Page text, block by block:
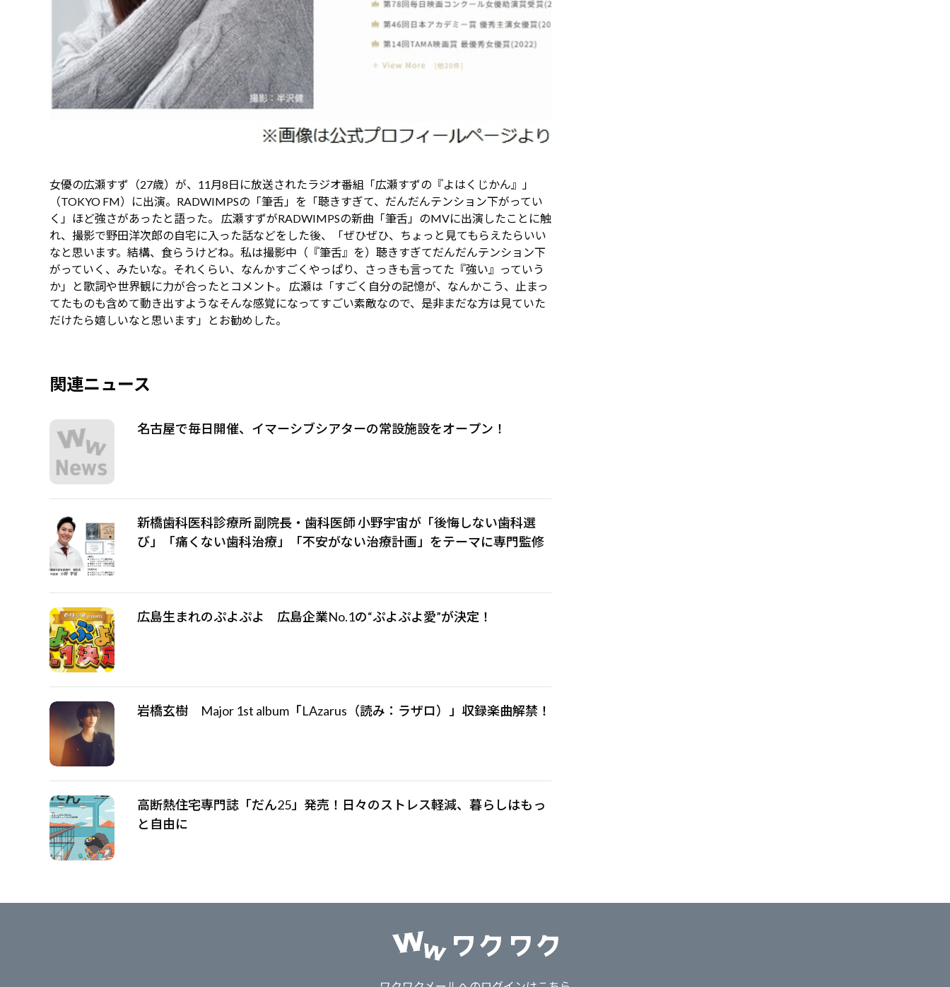
女優の広瀬すず（27歳）が、11月8日に放送されたラジオ番組「広瀬すずの『よはくじかん』」
（TOKYO FM）に出演。RADWIMPSの「筆舌」を「聴きすぎて、だんだんテンション下がってい
く」ほど強さがあったと語った。 広瀬すずがRADWIMPSの新曲「筆舌」のMVに出演したことに触
れ、撮影で野田洋次郎の自宅に入った話などをした後、「ぜひぜひ、ちょっと見てもらえたらいい
なと思います。結構、食らうけどね。私は撮影中（『筆舌』を）聴きすぎてだんだんテンション下
がっていく、みたいな。それくらい、なんかすごくやっぱり、さっきも言ってた『強い』っていう
か」と歌詞や世界観に力が合ったとコメント。 広瀬は「すごく自分の記憶が、なんかこう、止まっ
てたものも含めて動き出すようなそんな感覚になってすごい素敵なので、是非まだな方は見ていた
だけたら嬉しいなと思います」とお勧めした。
関連ニュース
名古屋で毎日開催、イマーシブシアターの常設施設をオープン！
新橋歯科医科診療所 副院長・歯科医師 小野宇宙が「後悔しない歯科選
び」「痛くない歯科治療」「不安がない治療計画」をテーマに専門監修
広島生まれのぷよぷよ 広島企業No.1の“ぷよぷよ愛”が決定！
岩橋玄樹 Major 1st album「LAzarus（読み：ラザロ）」収録楽曲解禁！
高断熱住宅専門誌「だん25」発売！日々のストレス軽減、暮らしはもっ
と自由に